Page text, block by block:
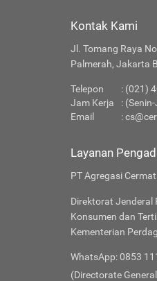
Kontak Kami
Jl. Tomang Raya
Palmerah, Jakarta
Telepon
: (021)
Jam Kerja
:
Email
:
Layanan
PT Agregasi
Direktorat Jenderal
Konsumen dan
Kementerian
WhatsApp: 0853
(Directorate